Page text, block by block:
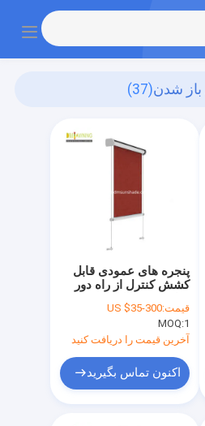
باز شدن(37)
پنجره های عمودی قابل
کشش کنترل از راه دور
عمودی
قیمت:US $35-300
MOQ:1
آخرین قیمت را دریافت کنید
اکنون تماس بگیرید